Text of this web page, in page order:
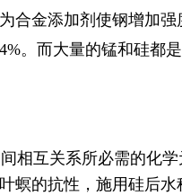
合金添加剂使钢增加
。而大量的锰和硅都
相互关系所必需的化
螟的抗性，施用硅后